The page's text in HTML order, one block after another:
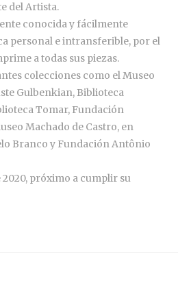
del Artista.
conocida y fácilmente
personal e intransferible, por el
a todas sus piezas.
colecciones como el Museo
Gulbenkian, Biblioteca
Tomar, Fundación
Machado de Castro, en
Branco y Fundación Antônio
próximo a cumplir su